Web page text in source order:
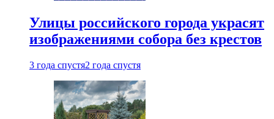
Улицы российского города украсят
изображениями собора без крестов
3 года спустя2 года спустя